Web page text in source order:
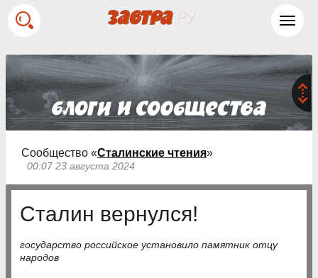
Сообщество «Сталинские чтения»
00:07 23 августа 2024
Сталин вернулся!
государство российское установило памятник отцу
народов